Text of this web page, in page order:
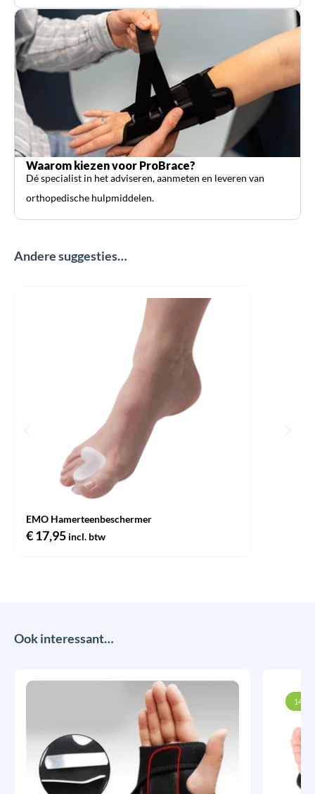
Waarom kiezen voor ProBrace?
Dé specialist in het adviseren, aanmeten en leveren van
orthopedische hulpmiddelen.
Andere suggesties…
EMO Hamerteenbeschermer
€17,95 incl. btw
Ook interessant…
14%